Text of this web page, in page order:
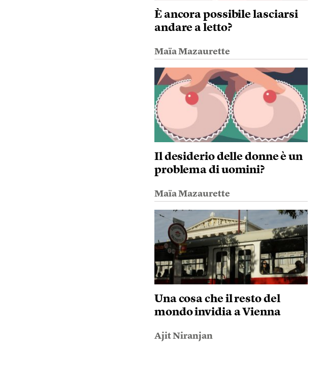
È ancora possibile lasciarsi
andare a letto?
Maïa Mazaurette
Il desiderio delle donne è un
problema di uomini?
Maïa Mazaurette
Una cosa che il resto del
mondo invidia a Vienna
Ajit Niranjan